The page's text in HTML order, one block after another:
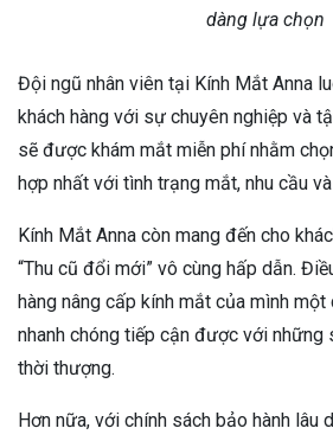
dàng lựa chọn
Đội ngũ nhân viên tại Kính Mắt Anna
khách hàng với sự chuyên nghiệp và
sẽ được khám mắt miễn phí nhằm
hợp nhất với tình trạng mắt, nhu cầu
Kính Mắt Anna còn mang đến cho
“Thu cũ đổi mới” vô cùng hấp dẫn.
hàng nâng cấp kính mắt của mình
nhanh chóng tiếp cận được với những
thời thượng.
Hơn nữa, với chính sách bảo hành lâu